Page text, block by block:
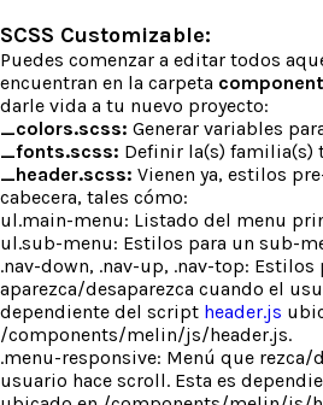
SCSS Customizable:
Puedes comenzar a editar todos
encuentran en la carpeta
darle vida a tu nuevo proyecto:
_colors.scss: Generar variables
_fonts.scss: Definir la(s) familia(s)
_header.scss: Vienen ya, estilos
cabecera, tales cómo:
ul.main-menu: Listado del menu
ul.sub-menu: Estilos para un sub-
.nav-down, .nav-up, .nav-top: Estilos
aparezca/desaparezca cuando el
dependiente del script header.js
/components/melin/js/header.js.
.menu-responsive: Menú que rezca/
usuario hace scroll. Esta es